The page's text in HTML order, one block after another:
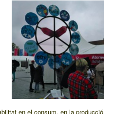
en el consum, en la producció